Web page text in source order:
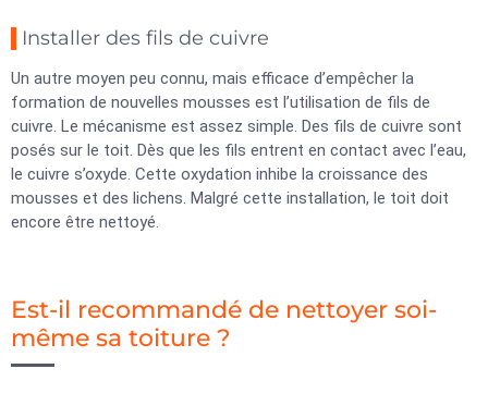
Installer des fils de cuivre
Un autre moyen peu connu, mais efficace d’empêcher la
formation de nouvelles mousses est l’utilisation de fils de
cuivre. Le mécanisme est assez simple. Des fils de cuivre sont
posés sur le toit. Dès que les fils entrent en contact avec l’eau,
le cuivre s’oxyde. Cette oxydation inhibe la croissance des
mousses et des lichens. Malgré cette installation, le toit doit
encore être nettoyé.
Est-il recommandé de nettoyer soi-
même sa toiture ?